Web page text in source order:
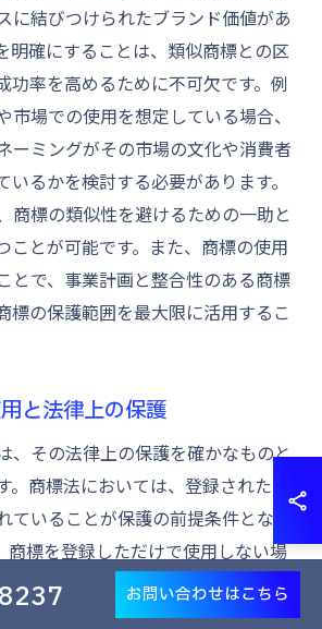
に結びつけられたブランド価値があ
明確にすることは、類似商標との区
功率を高めるために不可欠です。例
市場での使用を想定している場合、
ーミングがその市場の文化や消費者
いるかを検討する必要があります。
商標の類似性を避けるための一助と
ことが可能です。また、商標の使用
とで、事業計画と整合性のある商標
標の保護範囲を最大限に活用するこ
と法律上の保護
、その法律上の保護を確かなものと
。商標法においては、登録された商
ていることが保護の前提条件となり
商標を登録しただけで使用しない場
効するリスクがあります。実際の使
場に根付くため、企業は商標の使用
お問い合わせはこちら